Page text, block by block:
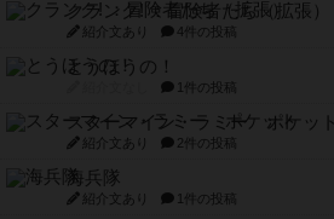
クランク! ：冒険者たち（拡張）
紹介文あり 4件の投稿
とうほうの！
1件の投稿
スターマイン・ラミー ポケット
紹介文あり 2件の投稿
海兵隊
紹介文あり 1件の投稿